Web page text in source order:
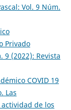
Vol. 9 Núm.
Privado
9 (2022): Revista
COVID 19
Las
de los